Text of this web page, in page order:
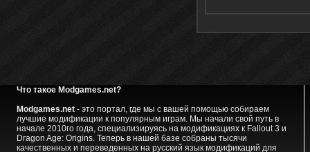
Что такое Modgames.net?
Modgames.net- это портал, где мы с вашей помощью собираем
лучшие модификации к популярным играм. Мы начали свой путь в
начале 2010го года, специализируясь на модификациях к Fallout 3 и
Dragon Age: Origins. Теперь в нашей базе собраны тысячи
качественных и переведенных на русский язык модификаций для